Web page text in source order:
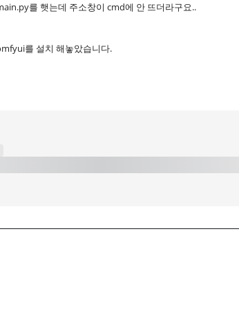
를 햇는데 주소창이 cmd에 안 뜨더라구요..
를 설치 해놓았습니다.